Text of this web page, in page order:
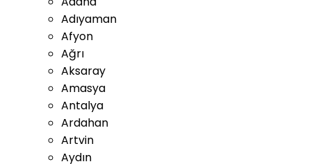
Adıyaman
Afyon
Ağrı
Aksaray
Amasya
Antalya
Ardahan
Artvin
Aydın